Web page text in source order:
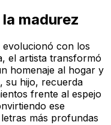
madurez
evolucionó con los
, el artista transformó
homenaje al hogar y
su hijo, recuerda
frente al espejo
ese
más profundas